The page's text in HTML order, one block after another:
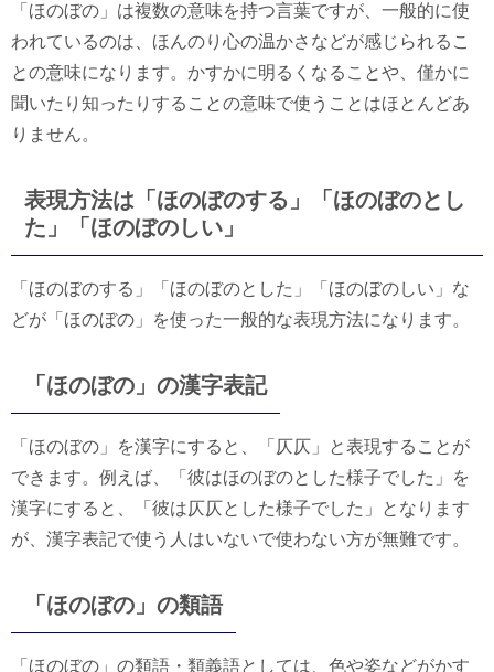
「ほのぼの」は複数の意味を持つ言葉ですが、一般的に使
われているのは、ほんのり心の温かさなどが感じられるこ
との意味になります。かすかに明るくなることや、僅かに
聞いたり知ったりすることの意味で使うことはほとんどあ
りません。
表現方法は「ほのぼのする」「ほのぼのとし
た」「ほのぼのしい」
「ほのぼのする」「ほのぼのとした」「ほのぼのしい」な
どが「ほのぼの」を使った一般的な表現方法になります。
「ほのぼの」の漢字表記
「ほのぼの」を漢字にすると、「仄仄」と表現することが
できます。例えば、「彼はほのぼのとした様子でした」を
漢字にすると、「彼は仄仄とした様子でした」となります
が、漢字表記で使う人はいないで使わない方が無難です。
「ほのぼの」の類語
「ほのぼの」の類語・類義語としては、色や姿などがかす